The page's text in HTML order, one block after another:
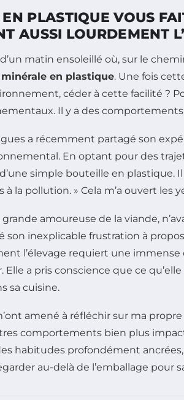
PLASTIQUE VOUS
AUSSI LOURDEMENT
matin ensoleillé où, sur le
minérale en plastique. Une fois
céder à cette facilité ?
Il y a des
a récemment partagé son
En optant pour des
simple bouteille en plastique. Il
à la pollution. » Cela m’a ouvert
amoureuse de la viande,
son inexplicable frustration à
l’élevage requiert une
Elle a pris conscience que ce
sa cuisine.
amené à réfléchir sur ma
comportements bien plus
habitudes profondément
au-delà de l’emballage pour